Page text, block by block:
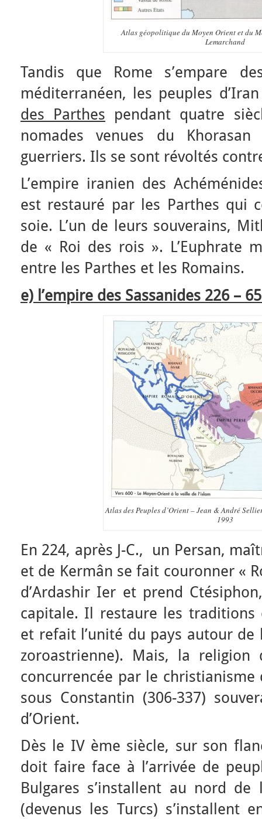
Atlas géopolitique du Moyen Orient et du
Lemarchand
Tandis que Rome s’empare
méditerranéen, les peuples
des Parthes pendant quatre
nomades venues du
guerriers. Ils se sont révoltés
L’empire iranien des
est restauré par les Parthes qui
soie. L’un de leurs souverains,
de « Roi des rois ». L’Euphrate
entre les Parthes et les Romains.
e) l’empire des Sassanides 226 –
Atlas des Peuples d’Orient – Jean & André
1993
En 224, après J-C., un Persan,
et de Kermân se fait couronner «
d’Ardashir Ier et prend
capitale. Il restaure les traditions
et refait l’unité du pays autour
zoroastrienne). Mais, la religion
concurrencée par le
sous Constantin (306-337)
d’Orient.
Dès le IV ème siècle, sur son
doit faire face à l’arrivée de
Bulgares s’installent au nord
(devenus les Turcs) s’installent